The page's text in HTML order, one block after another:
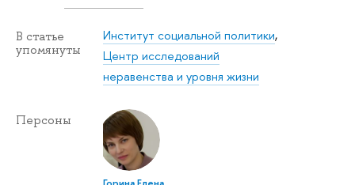
В статье
упомянуты
Институт социальной политики,
Центр исследований
неравенства и уровня жизни
Персоны